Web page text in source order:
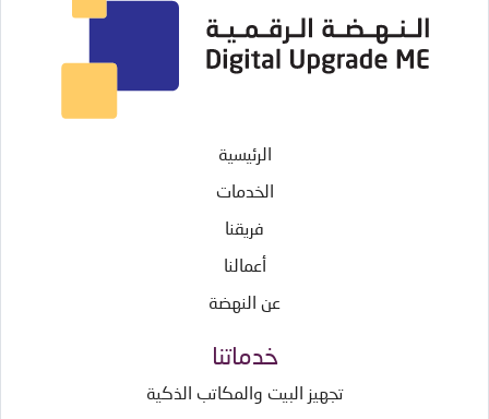
الرئيسية
الخدمات
فريقنا
أعمالنا
عن النهضة
خدماتنا
تجهيز البيت والمكاتب الذكية